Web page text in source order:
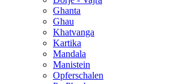
Ghanta
Ghau
Khatvanga
Kartika
Mandala
Manistein
Opferschalen